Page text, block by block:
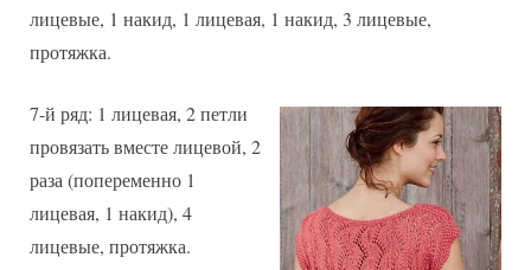
лицевые, 1 накид, 1 лицевая, 1 накид, 3 лицевые,
протяжка.
7-й ряд: 1 лицевая, 2 петли
провязать вместе лицевой, 2
раза (попеременно 1
лицевая, 1 накид), 4
лицевые, протяжка.